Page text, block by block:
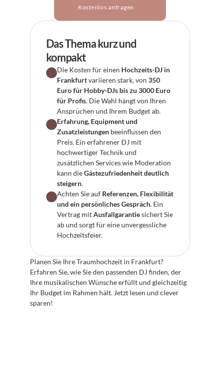
Kostenlos anfragen
Das Thema kurz und
kompakt
Die Kosten für einen Hochzeits-DJ in
Frankfurt variieren stark, von 350
Euro für Hobby-DJs bis zu 3000 Euro
für Profis. Die Wahl hängt von Ihren
Ansprüchen und Ihrem Budget ab.
Erfahrung, Equipment und
Zusatzleistungen beeinflussen den
Preis. Ein erfahrener DJ mit
hochwertiger Technik und
zusätzlichen Services wie Moderation
kann die Gästezufriedenheit deutlich
steigern.
Achten Sie auf Referenzen, Flexibilität
und ein persönliches Gespräch. Ein
Vertrag mit Ausfallgarantie sichert Sie
ab und sorgt für eine unvergessliche
Hochzeitsfeier.
Planen Sie Ihre Traumhochzeit in Frankfurt?
Erfahren Sie, wie Sie den passenden DJ finden, der
Ihre musikalischen Wünsche erfüllt und gleichzeitig
Ihr Budget im Rahmen hält. Jetzt lesen und clever
sparen!